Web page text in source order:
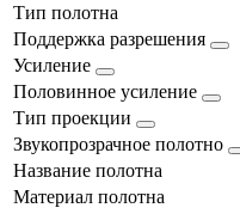
Тип полотна
Поддержка разрешения
Усиление
Половинное усиление
Тип проекции
Звукопрозрачное полотно
Название полотна
Материал полотна